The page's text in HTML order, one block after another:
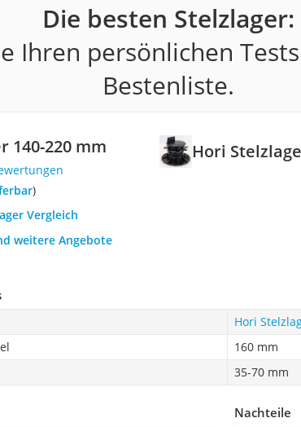
Die besten Stelzlager:
Ihren persönlichen
Bestenliste.
Hori
140-220 mm
)
Vergleich
weitere Angebote
Hori
160 mm
35-70 mm
Nachteile